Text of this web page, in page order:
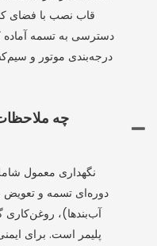
قاب نصب با فضای
دسترسی به تسمه آماده
درجه‌بندی موتور و
چه
نگهداری معمول
دوره‌ای تسمه و تعویض
آب‌بندها)،
پلیمر است. برای